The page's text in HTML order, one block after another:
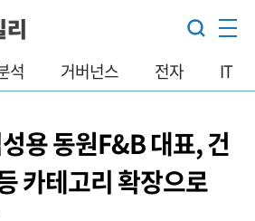
석 거버넌스 전자 IT
용 동원F&B 대표, 건
카테고리 확장으로